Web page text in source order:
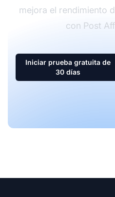
mejora el rendimiento
con Post
Iniciar prueba gratuita de
30 días